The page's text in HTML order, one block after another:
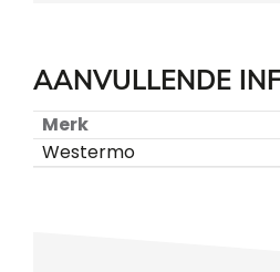
AANVULLENDE
Merk
Westermo